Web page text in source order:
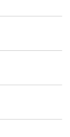
clară și
integrează